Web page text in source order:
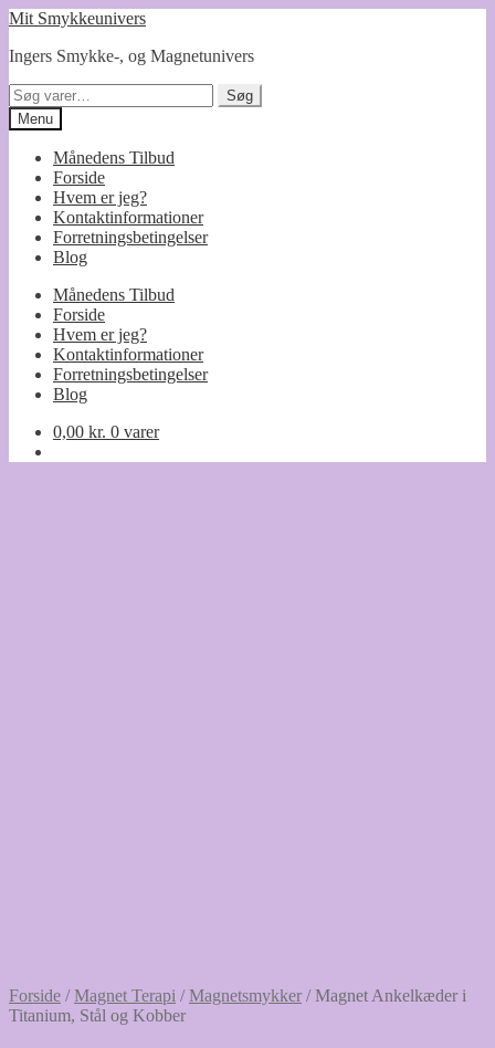
Spring
navigation
Spring
indhold
Mit Smykkeunivers
Ingers Smykke-, og Magnetunivers
Søg
efter:
Søg
Menu
Månedens Tilbud
Forside
Hvem er jeg?
Kontaktinformationer
Forretningsbetingelser
Blog
Månedens Tilbud
Forside
Hvem er jeg?
Kontaktinformationer
Forretningsbetingelser
Blog
0,00 kr. 0 varer
Forside /Magnet Terapi /Magnetsmykker /Magnet Ankelkæder i
Titanium, Stål og Kobber